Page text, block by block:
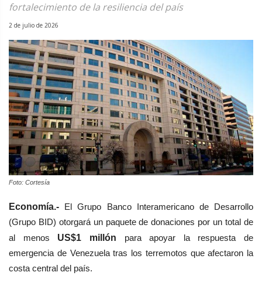
fortalecimiento de la resiliencia del país
2 de julio de 2026
Foto: Cortesía
Economía.- El Grupo Banco Interamericano de Desarrollo
(Grupo BID) otorgará un paquete de donaciones por un total de
al menos US$1 millón para apoyar la respuesta de
emergencia de Venezuela tras los terremotos que afectaron la
costa central del país.